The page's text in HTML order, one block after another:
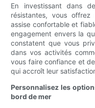
En investissant dans
résistantes, vous
assise confortable et
engagement envers la
constatent que vous
dans vos activités
vous faire confiance et
qui accroît leur
Personnalisez les
bord de mer